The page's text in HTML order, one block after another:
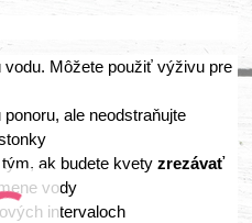
Môžete použiť výživu pre
ale neodstraňujte
ak budete kvetyzrezávať
vody
intervaloch